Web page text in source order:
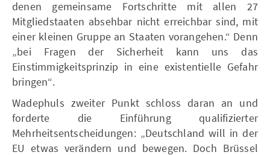
denen gemeinsame Fortschritte mit allen 27
Mitgliedstaaten absehbar nicht erreichbar sind, mit
einer kleinen Gruppe an Staaten vorangehen.“ Denn
„bei Fragen der Sicherheit kann uns das
Einstimmigkeitsprinzip in eine existentielle Gefahr
bringen“.
Wadephuls zweiter Punkt schloss daran an und
forderte die Einführung qualifizierter
Mehrheitsentscheidungen: „Deutschland will in der
EU etwas verändern und bewegen. Doch Brüssel